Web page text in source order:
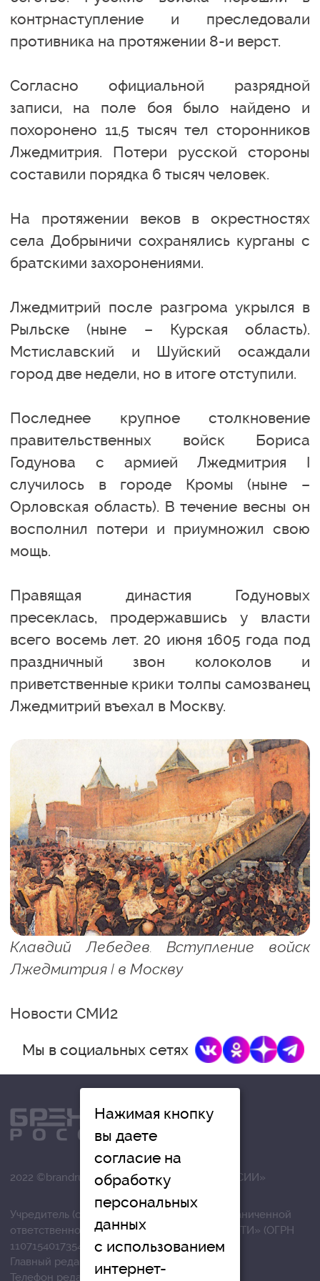
контрнаступление и преследовали
противника на протяжении 8-и верст.
Согласно официальной разрядной
записи, на поле боя было найдено и
похоронено 11,5 тысяч тел сторонников
Лжедмитрия. Потери русской стороны
составили порядка 6 тысяч человек.
На протяжении веков в окрестностях
села Добрыничи сохранялись курганы с
братскими захоронениями.
Лжедмитрий после разгрома укрылся в
Рыльске (ныне – Курская область).
Мстиславский и Шуйский осаждали
город две недели, но в итоге отступили.
Последнее крупное столкновение
правительственных войск Бориса
Годунова с армией Лжедмитрия I
случилось в городе Кромы (ныне –
Орловская область). В течение весны он
восполнил потери и приумножил свою
мощь.
Правящая династия Годуновых
пресеклась, продержавшись у власти
всего восемь лет. 20 июня 1605 года под
праздничный звон колоколов и
приветственные крики толпы самозванец
Лжедмитрий въехал в Москву.
Клавдий Лебедев. Вступление войск
Лжедмитрия I в Москву
Новости СМИ2
Мы в социальных сетях
2022 ©brandrussia.online | СИ «БРЕНДЫ РОССИИ»
Учредитель (соучредители): Общество с ограниченной
ответственностью «РЕГИОНАЛЬНЫЕ НОВОСТИ» (ОГРН
1107154017354)
Главный редактор: Вострикова О.Г.
Телефон редакции: +7 (4872) 710-803
Нажимая кнопку
вы даете
согласие на
обработку
персональных
данных
с использованием
интернет-